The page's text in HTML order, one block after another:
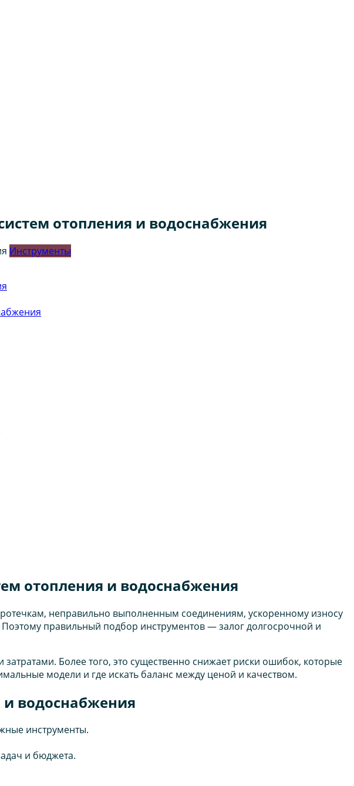
отопления и водоснабжения
Инструменты
отопления и водоснабжения
неправильно выполненным соединениям, ускоренному износу
правильный подбор инструментов — залог долгосрочной и
Более того, это существенно снижает риски ошибок, которые
модели и где искать баланс между ценой и качеством.
и водоснабжения
инструменты.
и бюджета.